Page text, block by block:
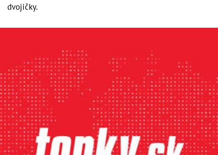
dvojičky.